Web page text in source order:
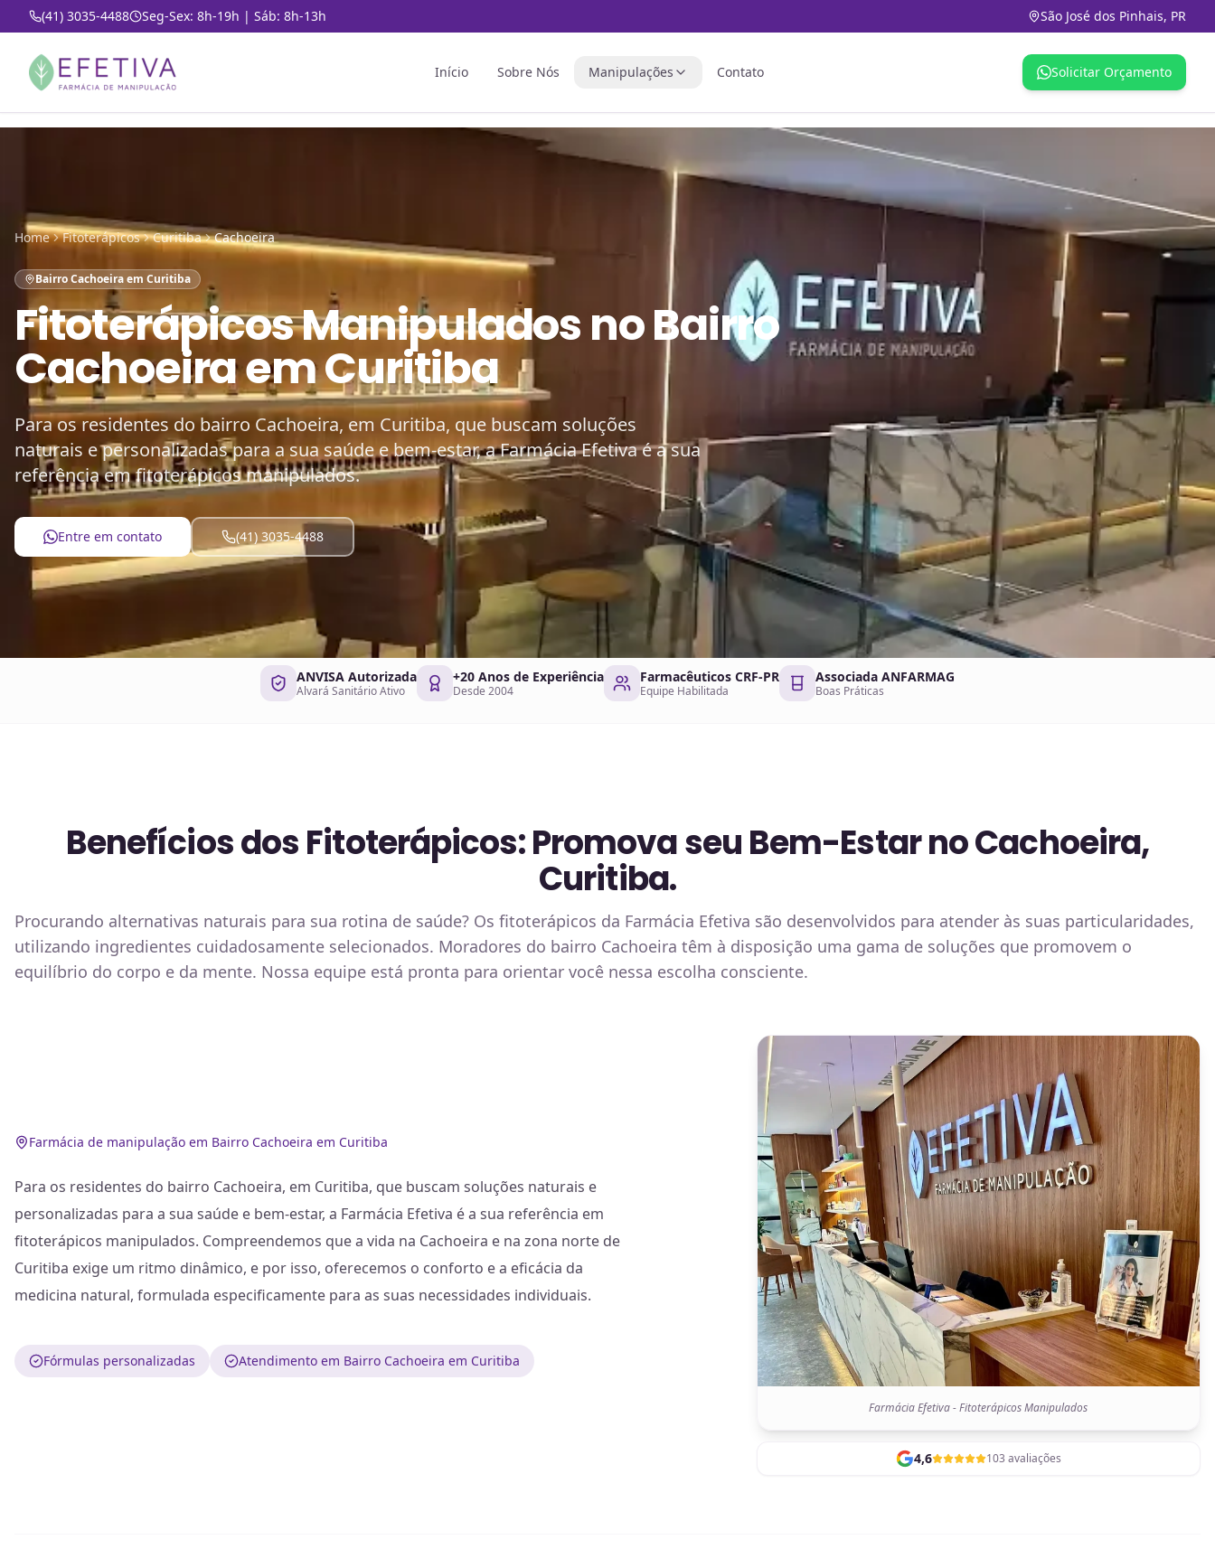
(41) 3035-4488 Seg-Sex: 8h-19h | Sáb: 8h-13h São José dos Pinhais, PR
Início Sobre Nós Manipulações Contato Solicitar Orçamento
Home Fitoterápicos Curitiba Cachoeira
Bairro Cachoeira em Curitiba
Fitoterápicos ManipuladosnoBairro
Cachoeira em Curitiba
Para os residentes do bairro Cachoeira, em Curitiba, que buscam soluções
naturais e personalizadas para a sua saúde e bem-estar, a Farmácia Efetiva é a sua
referência em fitoterápicos manipulados.
Entre em contato (41) 3035-4488
ANVISA Autorizada
Alvará Sanitário Ativo
+20 Anos de Experiência
Desde 2004
Farmacêuticos CRF-PR
Equipe Habilitada
Associada ANFARMAG
Boas Práticas
Benefícios dos Fitoterápicos: Promova seu Bem-Estar no Cachoeira,
Curitiba.
Procurando alternativas naturais para sua rotina de saúde? Os fitoterápicos da Farmácia Efetiva são desenvolvidos para atender às suas particularidades,
utilizando ingredientes cuidadosamente selecionados. Moradores do bairro Cachoeira têm à disposição uma gama de soluções que promovem o
equilíbrio do corpo e da mente. Nossa equipe está pronta para orientar você nessa escolha consciente.
Farmácia de manipulação em Bairro Cachoeira em Curitiba
Para os residentes do bairro Cachoeira, em Curitiba, que buscam soluções naturais e
personalizadas para a sua saúde e bem-estar, a Farmácia Efetiva é a sua referência em
fitoterápicos manipulados. Compreendemos que a vida na Cachoeira e na zona norte de
Curitiba exige um ritmo dinâmico, e por isso, oferecemos o conforto e a eficácia da
medicina natural, formulada especificamente para as suas necessidades individuais.
Fórmulas personalizadas Atendimento em Bairro Cachoeira em Curitiba
Farmácia Efetiva - Fitoterápicos Manipulados
4,6 103 avaliações